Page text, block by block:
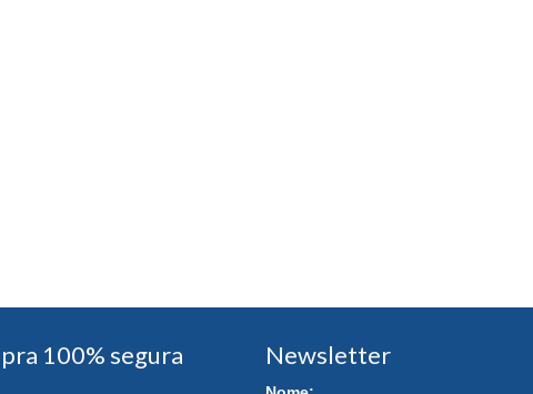
100% segura Newsletter